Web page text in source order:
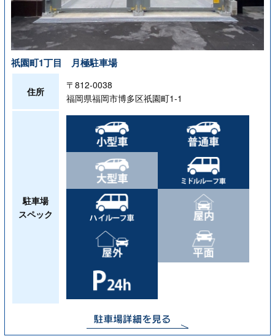
祇園町1丁目 月極駐車場
住所
〒812-0038
福岡県福岡市博多区祇園町1-1
駐車場
スペック